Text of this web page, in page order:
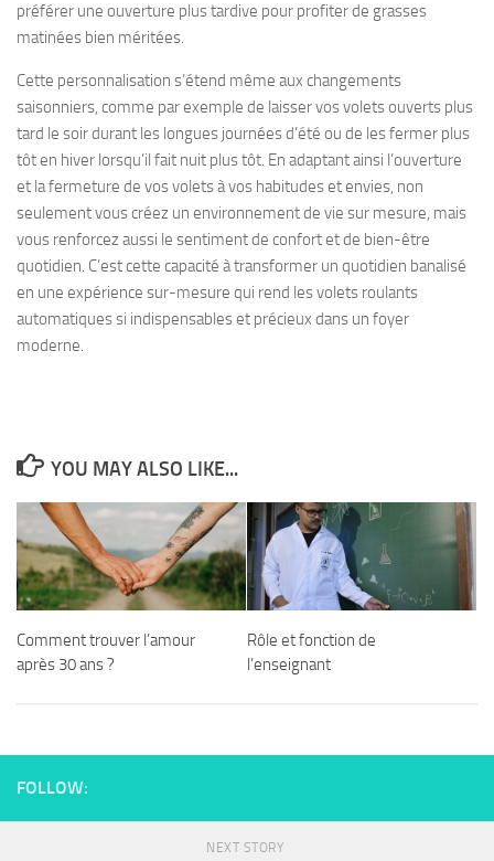
préférer une ouverture plus tardive pour profiter de grasses
matinées bien méritées.
Cette personnalisation s’étend même aux changements
saisonniers, comme par exemple de laisser vos volets ouverts plus
tard le soir durant les longues journées d’été ou de les fermer plus
tôt en hiver lorsqu’il fait nuit plus tôt. En adaptant ainsi l’ouverture
et la fermeture de vos volets à vos habitudes et envies, non
seulement vous créez un environnement de vie sur mesure, mais
vous renforcez aussi le sentiment de confort et de bien-être
quotidien. C’est cette capacité à transformer un quotidien banalisé
en une expérience sur-mesure qui rend les volets roulants
automatiques si indispensables et précieux dans un foyer
moderne.
YOU MAY ALSO LIKE...
Comment trouver l’amour
après 30 ans ?
Rôle et fonction de
l’enseignant
FOLLOW:
NEXT STORY